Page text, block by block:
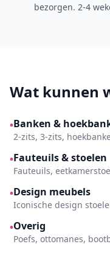
bezorgen. 2-4
Wat kunnen
•Banken &
2-zits, 3-zits,
•Fauteuils & stoelen
Fauteuils,
•Design meubels
Iconische design
•Overig
Poefs, ottomanes,